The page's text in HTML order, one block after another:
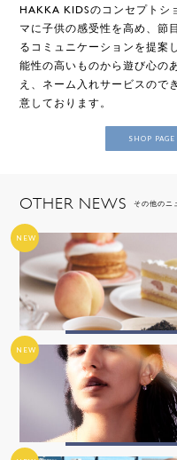
HAKKA KIDSのコンセプトシ
マに子供の感受性を高め、節
るコミュニケーションを提案
能性の高いものから遊び心の
え、ネーム入れサービスので
意しております。
SHOP PAGE
OTHER NEWS その他のニ
NEW
NEW